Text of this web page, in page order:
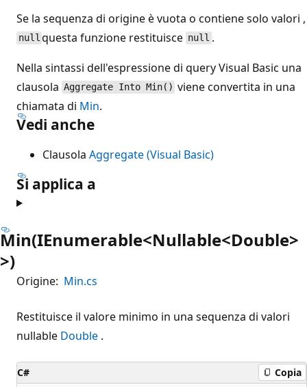
Se la sequenza di origine è vuota o contiene solo valori ,
null questa funzione restituisce null .
Nella sintassi dell'espressione di query Visual Basic una
clausola Aggregate Into Min() viene convertita in una
chiamata di Min.
Vedi anche
Clausola Aggregate (Visual Basic)
Si applica a
Min(IEnumerable<Nullable<Double>
>)
Origine: Min.cs
Restituisce il valore minimo in una sequenza di valori
nullable Double .
C# Copia